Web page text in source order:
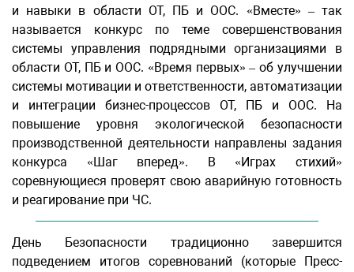
и навыки в области ОТ, ПБ и ООС. «Вместе» – так
называется конкурс по теме совершенствования
системы управления подрядными организациями в
области ОТ, ПБ и ООС. «Время первых» – об улучшении
системы мотивации и ответственности, автоматизации
и интеграции бизнес-процессов ОТ, ПБ и ООС. На
повышение уровня экологической безопасности
производственной деятельности направлены задания
конкурса «Шаг вперед». В «Играх стихий»
соревнующиеся проверят свою аварийную готовность
и реагирование при ЧС.
День Безопасности традиционно завершится
подведением итогов соревнований (которые Пресс-